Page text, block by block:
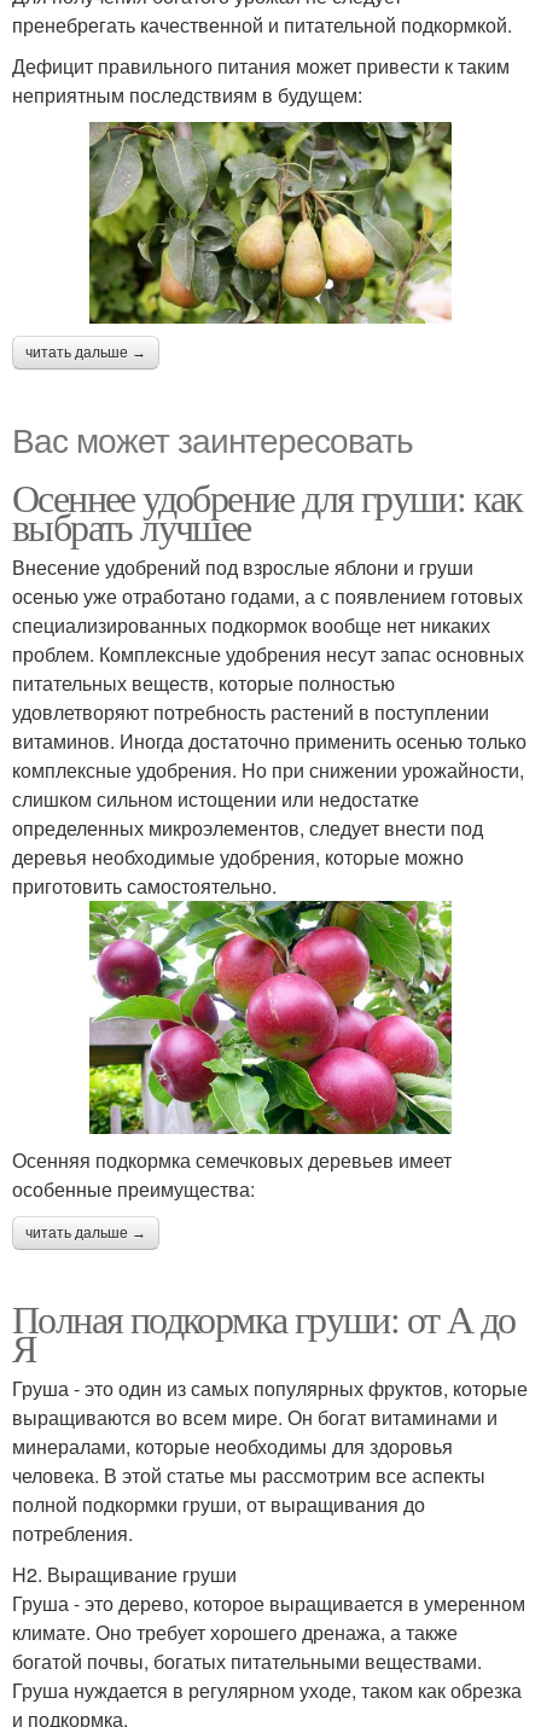
пренебрегать качественной и питательной подкормкой.
Дефицит правильного питания может привести к таким
неприятным последствиям в будущем:
читать дальше →
Вас может заинтересовать
Осеннее удобрение для груши: как
выбрать лучшее
Внесение удобрений под взрослые яблони и груши
осенью уже отработано годами, а с появлением готовых
специализированных подкормок вообще нет никаких
проблем. Комплексные удобрения несут запас основных
питательных веществ, которые полностью
удовлетворяют потребность растений в поступлении
витаминов. Иногда достаточно применить осенью только
комплексные удобрения. Но при снижении урожайности,
слишком сильном истощении или недостатке
определенных микроэлементов, следует внести под
деревья необходимые удобрения, которые можно
приготовить самостоятельно.
Осенняя подкормка семечковых деревьев имеет
особенные преимущества:
читать дальше →
Полная подкормка груши: от А до
Я
Груша - это один из самых популярных фруктов, которые
выращиваются во всем мире. Он богат витаминами и
минералами, которые необходимы для здоровья
человека. В этой статье мы рассмотрим все аспекты
полной подкормки груши, от выращивания до
потребления.
H2. Выращивание груши
Груша - это дерево, которое выращивается в умеренном
климате. Оно требует хорошего дренажа, а также
богатой почвы, богатых питательными веществами.
Груша нуждается в регулярном уходе, таком как обрезка
и подкормка.